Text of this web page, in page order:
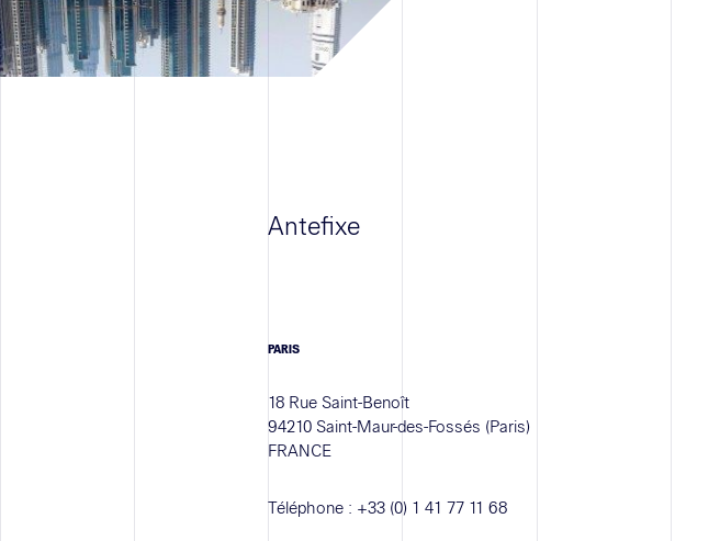
Antefixe
PARIS
18 Rue Saint-Benoît
94210 Saint-Maur-des-Fossés (Paris)
FRANCE
Téléphone : +33 (0) 1 41 77 11 68